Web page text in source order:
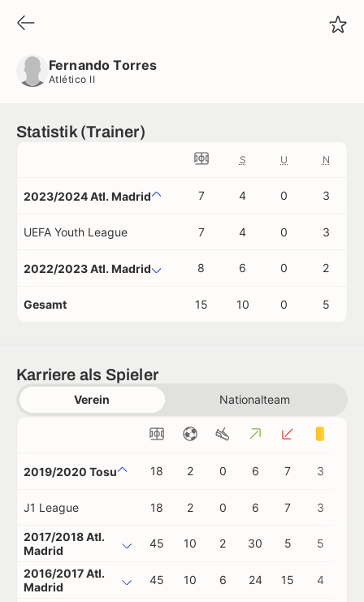
Fernando Torres
Atlético II
Statistik (Trainer)
S U N
2023/2024 Atl. Madrid 7 4 0 3
UEFA Youth League 7 4 0 3
2022/2023 Atl. Madrid 8 6 0 2
Gesamt 15 10 0 5
Karriere als Spieler
Verein Nationalteam
2019/2020 Tosu 18 2 0 6 7 3
J1 League 18 2 0 6 7 3
2017/2018 Atl.
Madrid
45 10 2 30 5 5
2016/2017 Atl.
Madrid
45 10 6 24 15 4